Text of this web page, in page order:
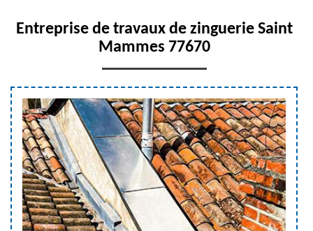
Entreprise de travaux de zinguerie Saint
Mammes 77670